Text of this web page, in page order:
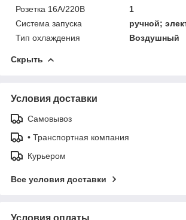
Розетка 16А/220В
1
Система запуска
ручной;
Тип охлаждения
Воздушный
Скрыть
Условия доставки
Самовывоз
• Транспортная компания
Курьером
Все условия доставки
Условия оплаты